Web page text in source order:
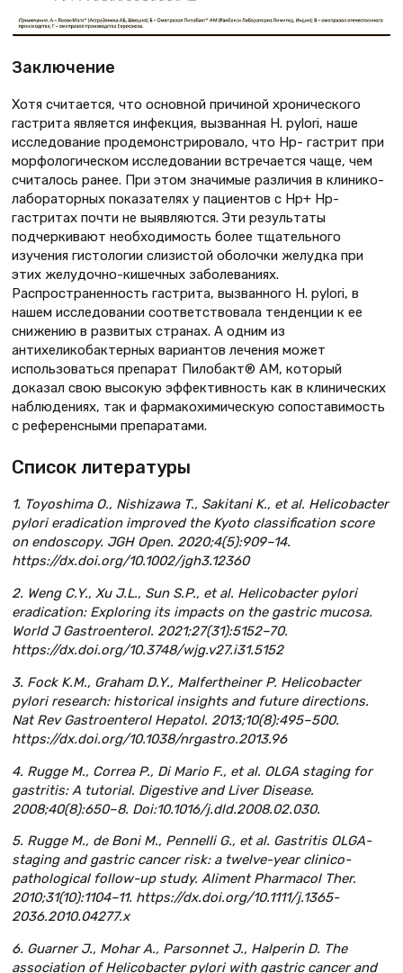
Заключение
Хотя считается, что основной причиной хронического
гастрита является инфекция, вызванная H. pylori, наше
исследование продемонстрировало, что Нр- гастрит при
морфологическом исследовании встречается чаще, чем
считалось ранее. При этом значимые различия в клинико-
лабораторных показателях у пациентов с Нр+ Нр-
гастритах почти не выявляются. Эти результаты
подчеркивают необходимость более тщательного
изучения гистологии слизистой оболочки желудка при
этих желудочно-кишечных заболеваниях.
Распространенность гастрита, вызванного H. pylori, в
нашем исследовании соответствовала тенденции к ее
снижению в развитых странах. А одним из
антихеликобактерных вариантов лечения может
использоваться препарат Пилобакт® АМ, который
доказал свою высокую эффективность как в клинических
наблюдениях, так и фармакохимическую сопоставимость
с референсными препаратами.
Список литературы
1. Toyoshima O., Nishizawa T., Sakitani K., et al. Helicobacter
pylori eradication improved the Kyoto classification score
on endoscopy. JGH Open. 2020;4(5):909–14.
https://dx.doi.org/10.1002/jgh3.12360
2. Weng C.Y., Xu J.L., Sun S.P., et al. Helicobacter pylori
eradication: Exploring its impacts on the gastric mucosa.
World J Gastroenterol. 2021;27(31):5152–70.
https://dx.doi.org/10.3748/wjg.v27.i31.5152
3. Fock K.M., Graham D.Y., Malfertheiner P. Helicobacter
pylori research: historical insights and future directions.
Nat Rev Gastroenterol Hepatol. 2013;10(8):495–500.
https://dx.doi.org/10.1038/nrgastro.2013.96
4. Rugge M., Correa P., Di Mario F., et al. OLGA staging for
gastritis: A tutorial. Digestive and Liver Disease.
2008;40(8):650–8. Doi:10.1016/j.dld.2008.02.030.
5. Rugge M., de Boni M., Pennelli G., et al. Gastritis OLGA-
staging and gastric cancer risk: a twelve-year clinico-
pathological follow-up study. Aliment Pharmacol Ther.
2010;31(10):1104–11. https://dx.doi.org/10.1111/j.1365-
2036.2010.04277.x
6. Guarner J., Mohar A., Parsonnet J., Halperin D. The
association of Helicobacter pylori with gastric cancer and